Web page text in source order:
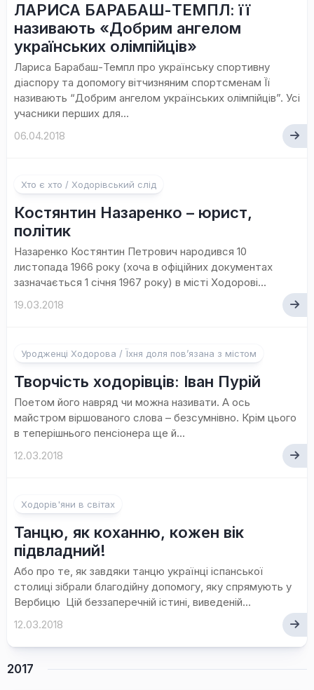
ЛАРИСА БАРАБАШ-ТЕМПЛ: її
називають «Добрим ангелом
українських олімпійців»
Лариса Барабаш-Темпл про українську спортивну
діаспору та допомогу вітчизняним спортсменам Її
називають “Добрим ангелом українських олімпійців”. Усі
учасники перших для...
06.04.2018
Хто є хто / Ходорівський слід
Костянтин Назаренко – юрист,
політик
Назаренко Костянтин Петрович народився 10
листопада 1966 року (хоча в офіційних документах
зазначається 1 січня 1967 року) в місті Ходорові...
19.03.2018
Уродженці Ходорова / Їхня доля пов’язана з містом
Творчість ходорівців: Іван Пурій
Поетом його навряд чи можна називати. А ось
майстром віршованого слова – безсумнівно. Крім цього
в теперішнього пенсіонера ще й...
12.03.2018
Ходорів'яни в світах
Танцю, як коханню, кожен вік
підвладний!
Або про те, як завдяки танцю українці іспанської
столиці зібрали благодійну допомогу, яку спрямують у
Вербицю Цій беззаперечній істині, виведеній...
12.03.2018
2017